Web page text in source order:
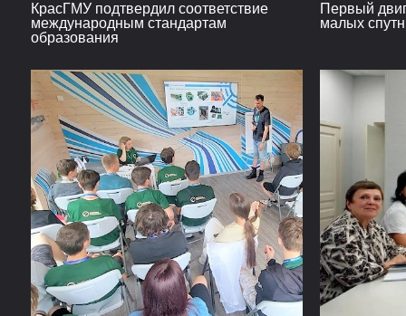
КрасГМУ подтвердил соответствие
международным стандартам
образования
Первый
малых